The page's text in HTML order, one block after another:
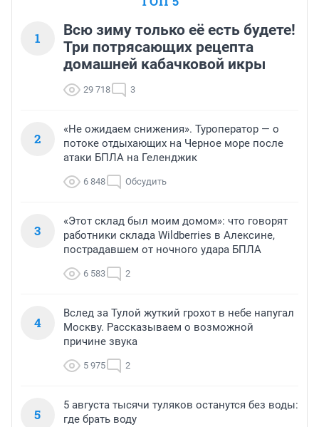
1
Всю зиму только её есть будете!
Три потрясающих рецепта
домашней кабачковой икры
29 718 3
2
«Не ожидаем снижения». Туроператор — о
потоке отдыхающих на Черное море после
атаки БПЛА на Геленджик
6 848 Обсудить
3
«Этот склад был моим домом»: что говорят
работники склада Wildberries в Алексине,
пострадавшем от ночного удара БПЛА
6 583 2
4
Вслед за Тулой жуткий грохот в небе напугал
Москву. Рассказываем о возможной
причине звука
5 975 2
5
5 августа тысячи туляков останутся без воды:
где брать воду